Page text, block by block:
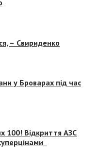
– Свириденко
у Броварах під час
100! Відкриття АЗС